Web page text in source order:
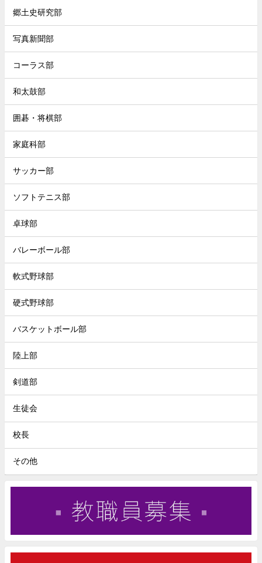
郷土史研究部
写真新聞部
コーラス部
和太鼓部
囲碁・将棋部
家庭科部
サッカー部
ソフトテニス部
卓球部
バレーボール部
軟式野球部
硬式野球部
バスケットボール部
陸上部
剣道部
生徒会
校長
その他